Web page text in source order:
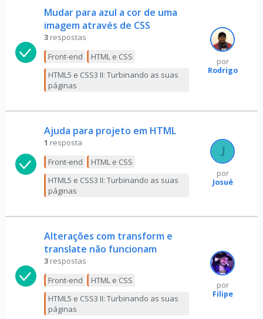
Mudar para azul a cor de uma
imagem através de CSS
3 respostas
Front-end
HTML e CSS
HTML5 e CSS3 II: Turbinando as suas
páginas
por
Rodrigo
Ajuda para projeto em HTML
1 resposta
Front-end
HTML e CSS
HTML5 e CSS3 II: Turbinando as suas
páginas
por
Josué
Alterações com transform e
translate não funcionam
3 respostas
Front-end
HTML e CSS
HTML5 e CSS3 II: Turbinando as suas
páginas
por
Filipe